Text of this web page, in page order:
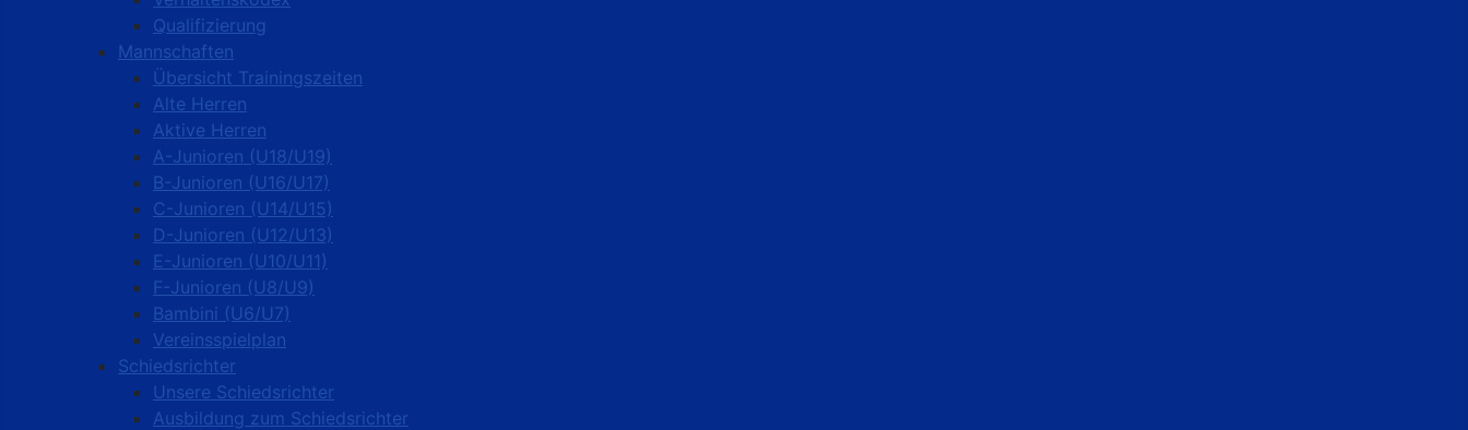
Qualifizierung
Mannschaften
Übersicht Trainingszeiten
Alte Herren
Aktive Herren
A-Junioren (U18/U19)
B-Junioren (U16/U17)
C-Junioren (U14/U15)
D-Junioren (U12/U13)
E-Junioren (U10/U11)
F-Junioren (U8/U9)
Bambini (U6/U7)
Vereinsspielplan
Schiedsrichter
Unsere Schiedsrichter
Ausbildung zum Schiedsrichter